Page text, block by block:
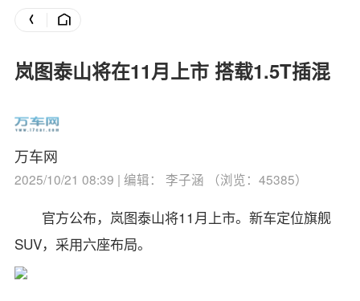
岚图泰山将在11月上市 搭载1.5T插混
万车网
2025/10/21 08:39 | 编辑： 李子涵 （浏览：45385）
官方公布，岚图泰山将11月上市。新车定位旗舰
SUV，采用六座布局。